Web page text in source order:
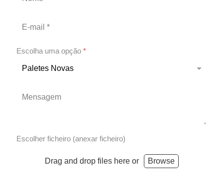
Escolha uma opção *
Escolher ficheiro (anexar ficheiro)
Drag and drop files here or Browse